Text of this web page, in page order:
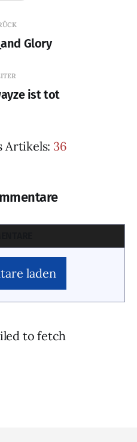
Glory
ist tot
Artikels: 36
laden
to fetch